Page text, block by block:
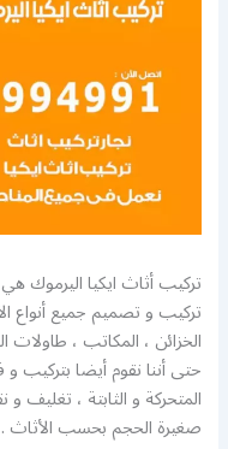
تركيب أثاث ايكيا اليرموك
تركيب و تصميم جميع أنواع
الخزائن ، المكاتب ، طاولات
حتى أننا نقوم أيضا بتركيب
المتحركة و الثابتة ،
صغيرة الحجم بحسب الأثاث .